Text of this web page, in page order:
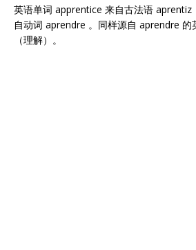
英语单词 apprentice 来自古法语 aprentiz
自动词 aprendre 。同样源自 aprendre
（理解）。